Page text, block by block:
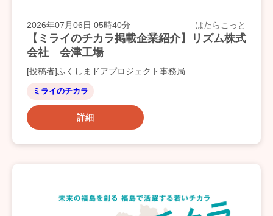
2026年07月06日 05時40分 はたらこっと
【ミライのチカラ掲載企業紹介】リズム株式
会社 会津工場
[投稿者]ふくしまドアプロジェクト事務局
ミライのチカラ
詳細